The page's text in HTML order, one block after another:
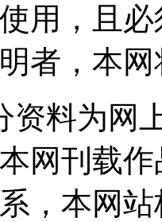
用，且
者，本
资料为网
网刊载
，本网